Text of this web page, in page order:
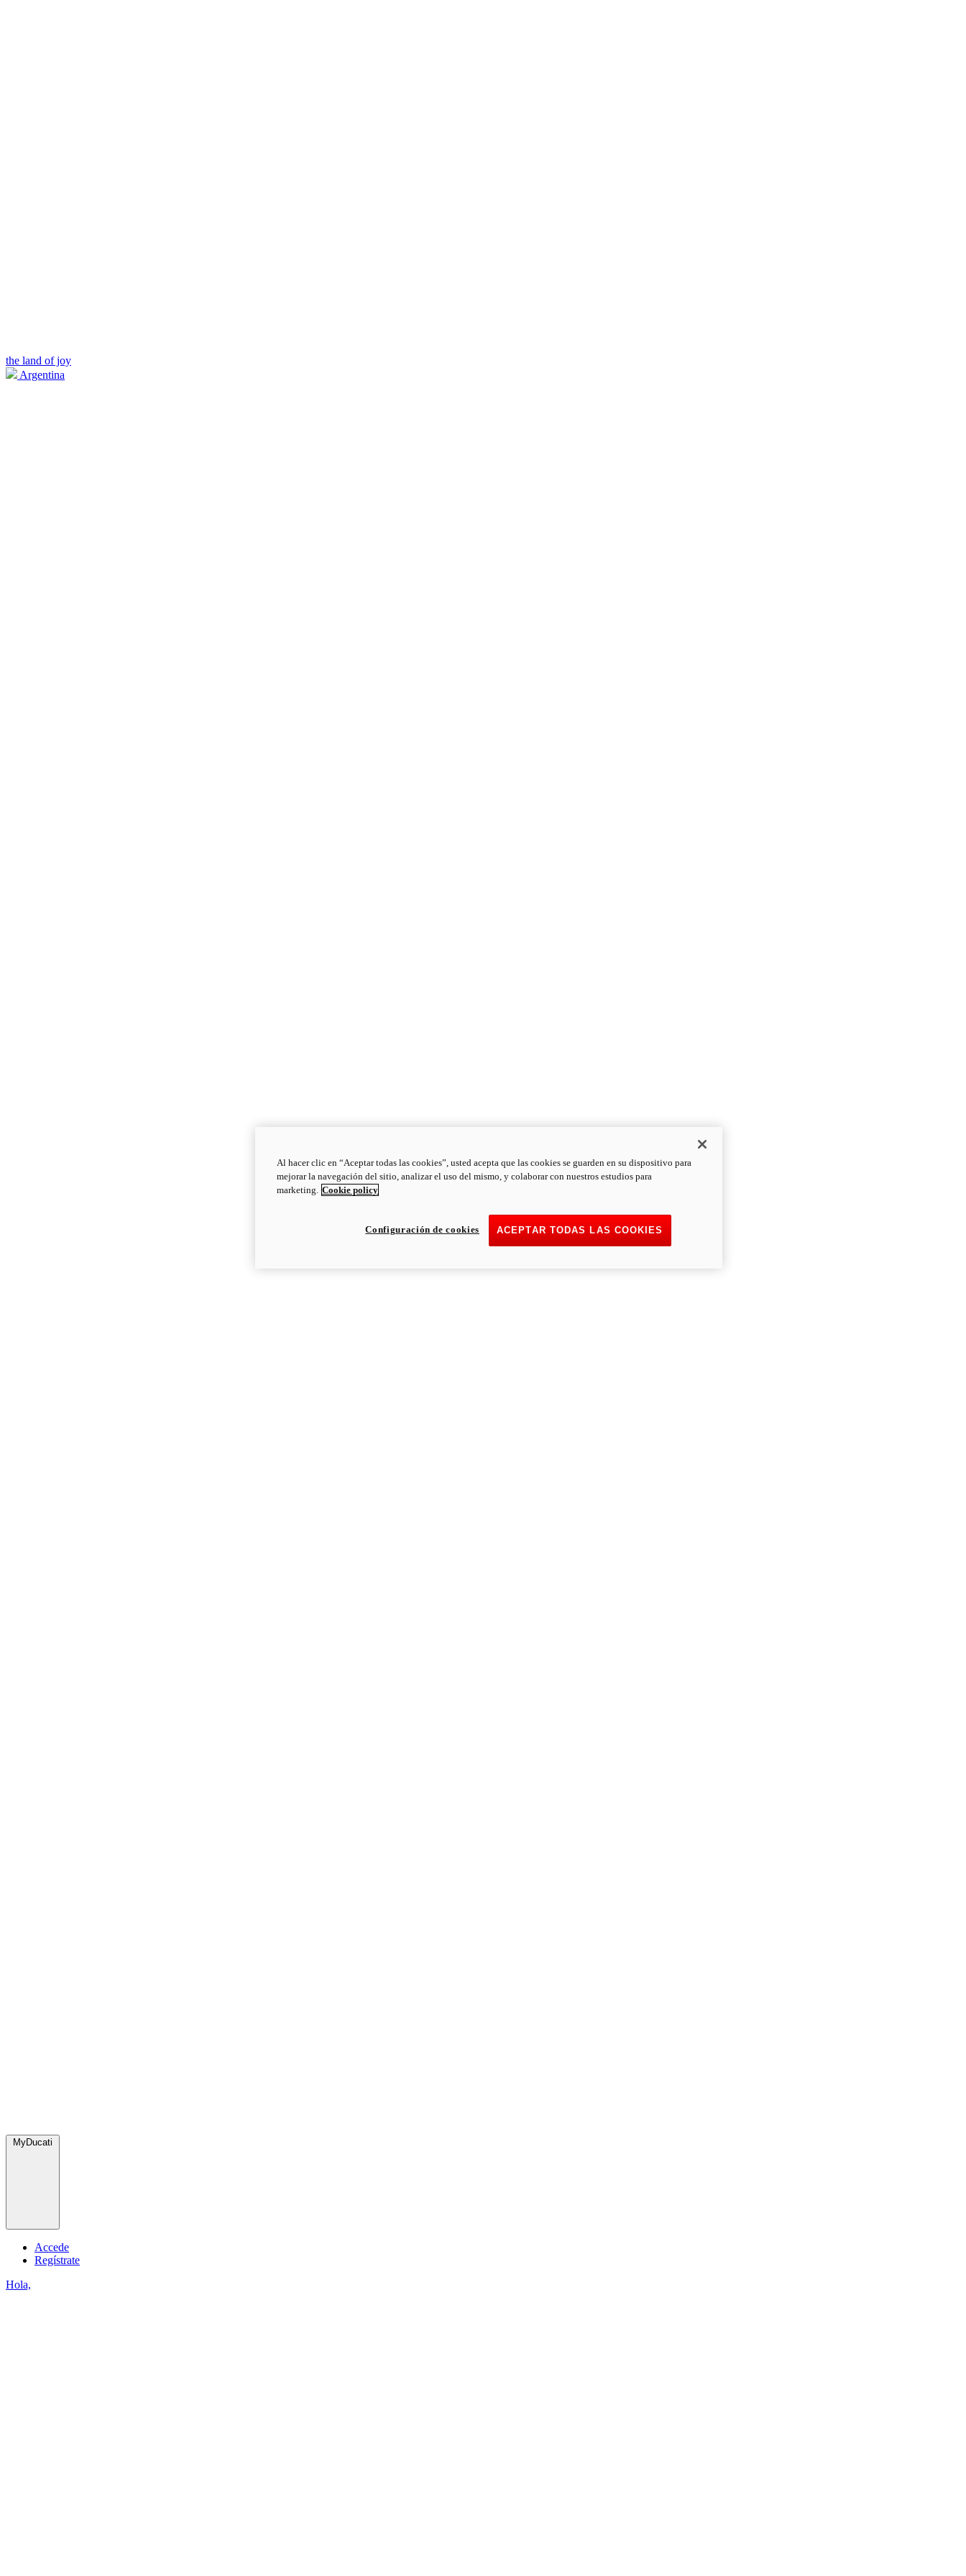
the land of joy
Argentina
MyDucati
Accede
Regístrate
Hola,
Al hacer clic en “Aceptar todas las cookies”, usted acepta que las cookies se guarden en su dispositivo para
mejorar la navegación del sitio, analizar el uso del mismo, y colaborar con nuestros estudios para
marketing. Cookie policy
ACEPTAR TODAS LAS COOKIES
Configuración de cookies